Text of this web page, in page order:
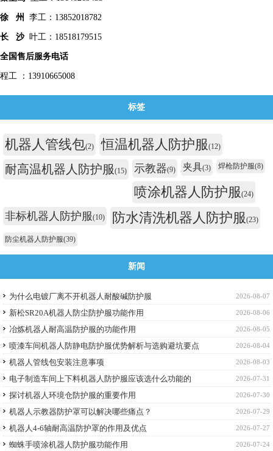
徐 州 李工：13852018782
长 沙叶工：18518179515
全国售后服务电话
程工 ：13910665008
标签
机器人管线包(2) 恒温机器人防护服(12)
耐高温机器人防护服(15) 示教器(9) 夹具(3) 焊枪防护服(8)
喷涂机器人防护服(24)
非标机器人防护服(10) 防水清洗机器人防护服(23)
防尘机器人防护服(39)
新闻
2026-08-07
为什么电镀厂离不开机器人耐酸碱防护服
2026-08-06
新松SR20A机器人防尘防护服功能作用
2026-08-05
冶炼机器人耐高温防护服的功能作用
2026-08-04
喷漆车间机器人防静电防护服优势解析与选购避坑要点
2026-08-03
机器人管线包安装注意事项
2026-07-31
电子制造车间上下料机器人防护服应该选什么功能的
2026-07-30
探讨机器人环境仓防护服的重要作用
2026-07-29
机器人示教器防护罩可以解决哪些痛点？
2026-07-27
机器人4-6轴耐高温防护罩的作用及优点
2026-07-24
蜘蛛手喷涂机器人防护服功能作用